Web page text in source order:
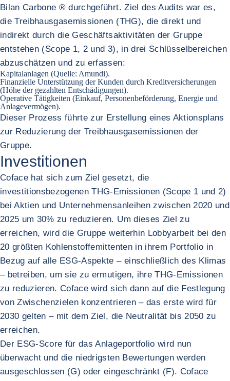
Bilan Carbone ® durchgeführt. Ziel des Audits war es,
die Treibhausgasemissionen (THG), die direkt und
indirekt durch die Geschäftsaktivitäten der Gruppe
entstehen (Scope 1, 2 und 3), in drei Schlüsselbereichen
abzuschätzen und zu erfassen:
Kapitalanlagen (Quelle: Amundi).
Finanzielle Unterstützung der Kunden durch Kreditversicherungen
(Höhe der gezahlten Entschädigungen).
Operative Tätigkeiten (Einkauf, Personenbeförderung, Energie und
Anlagevermögen).
Dieser Prozess führte zur Erstellung eines Aktionsplans
zur Reduzierung der Treibhausgasemissionen der
Gruppe.
Investitionen
Coface hat sich zum Ziel gesetzt, die
investitionsbezogenen THG-Emissionen (Scope 1 und 2)
bei Aktien und Unternehmensanleihen zwischen 2020 und
2025 um 30% zu reduzieren. Um dieses Ziel zu
erreichen, wird die Gruppe weiterhin Lobbyarbeit bei den
20 größten Kohlenstoffemittenten in ihrem Portfolio in
Bezug auf alle ESG-Aspekte – einschließlich des Klimas
– betreiben, um sie zu ermutigen, ihre THG-Emissionen
zu reduzieren. Coface wird sich dann auf die Festlegung
von Zwischenzielen konzentrieren – das erste wird für
2030 gelten – mit dem Ziel, die Neutralität bis 2050 zu
erreichen.
Der ESG-Score für das Anlageportfolio wird nun
überwacht und die niedrigsten Bewertungen werden
ausgeschlossen (G) oder eingeschränkt (F). Coface